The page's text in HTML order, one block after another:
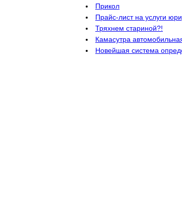
Прикол
Прайс-лист на услуги
Тряхнем стариной?!
Камасутра
Новейшая система